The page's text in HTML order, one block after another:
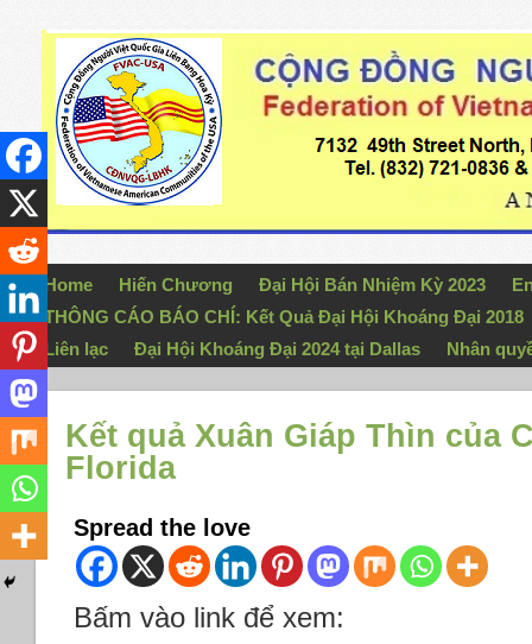
Home Hiến Chương Đại Hội Bán Nhiệm Kỳ 2023
THÔNG CÁO BÁO CHÍ: Kết Quả Đại Hội Khoáng Đại 2018
Liên lạc
Đại Hội Khoáng Đại 2024 tại Dallas Nhân
Kết quả Xuân Giáp Thìn của
Florida
Spread the love
Bấm vào link để xem: